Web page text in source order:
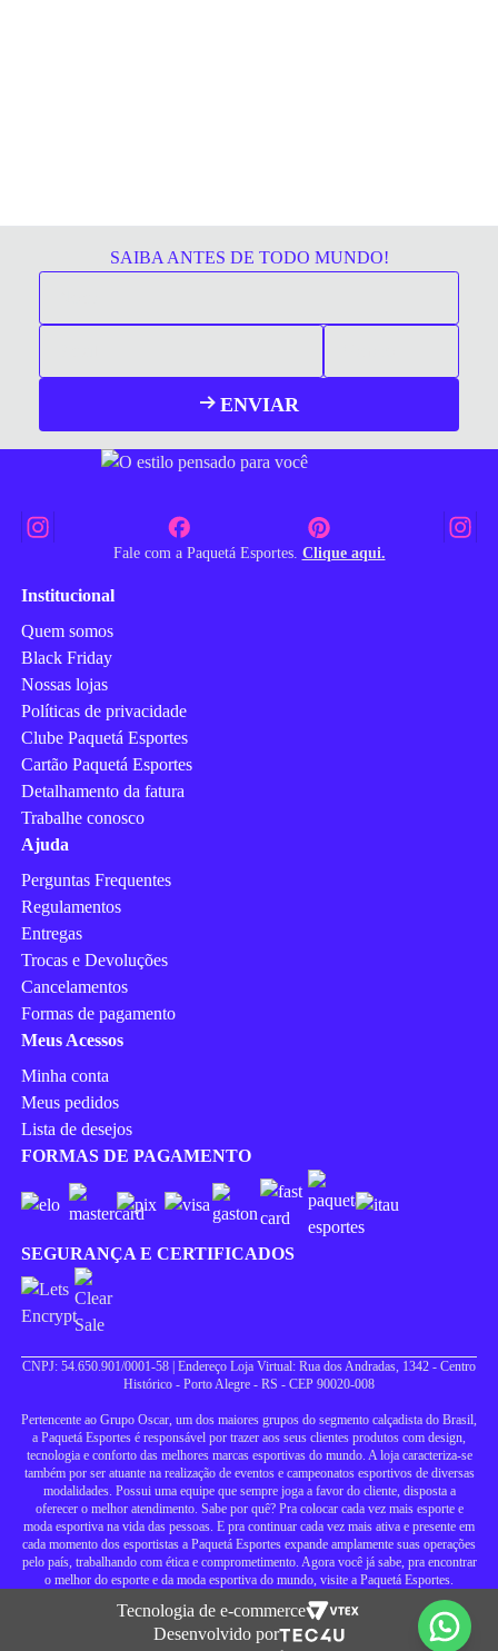
SAIBA ANTES DE TODO MUNDO!
ENVIAR
Fale com a Paquetá Esportes. Clique aqui.
Institucional
Quem somos
Black Friday
Nossas lojas
Políticas de privacidade
Clube Paquetá Esportes
Cartão Paquetá Esportes
Detalhamento da fatura
Trabalhe conosco
Ajuda
Perguntas Frequentes
Regulamentos
Entregas
Trocas e Devoluções
Cancelamentos
Formas de pagamento
Meus Acessos
Minha conta
Meus pedidos
Lista de desejos
FORMAS DE PAGAMENTO
SEGURANÇA E CERTIFICADOS
CNPJ: 54.650.901/0001-58 | Endereço Loja Virtual: Rua dos Andradas, 1342 - Centro
Histórico - Porto Alegre - RS - CEP 90020-008
Pertencente ao Grupo Oscar, um dos maiores grupos do segmento calçadista do Brasil,
a Paquetá Esportes é responsável por trazer aos seus clientes produtos com design,
tecnologia e conforto das melhores marcas esportivas do mundo. A loja caracteriza-se
também por ser atuante na realização de eventos e campeonatos esportivos de diversas
modalidades. Possui uma equipe que sempre joga a favor do cliente, disposta a
oferecer o melhor atendimento. Sabe por quê? Pra colocar cada vez mais esporte e
moda esportiva na vida das pessoas. E pra continuar cada vez mais ativa e presente em
cada momento dos esportistas a Paquetá Esportes expande amplamente suas operações
pelo país, trabalhando com ética e comprometimento. Agora você já sabe, pra encontrar
o melhor do esporte e da moda esportiva do mundo, visite a Paquetá Esportes.
Tecnologia de e-commerce
Desenvolvido por